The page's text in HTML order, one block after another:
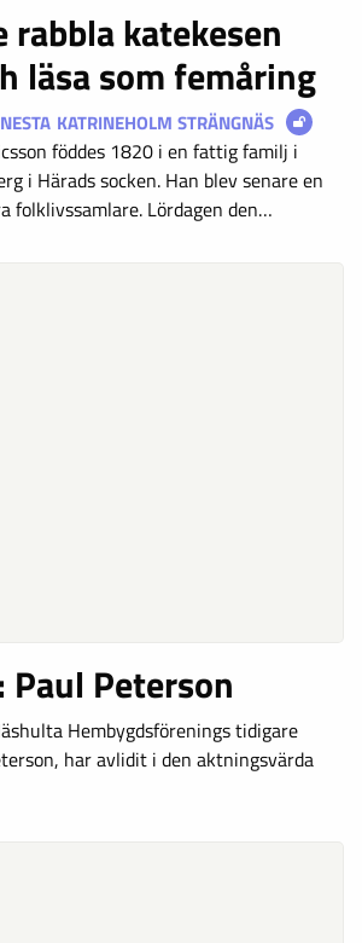
rabbla katekesen
läsa som femåring
KATRINEHOLM STRÄNGNÄS
föddes 1820 i en fattig familj i
i Härads socken. Han blev senare en
folklivssamlare. Lördagen den…
Peterson
Hembygdsförenings tidigare
har avlidit i den aktningsvärda